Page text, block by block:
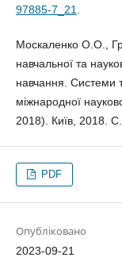
97885-7_21
Москаленко О.О.,
навчальної та
навчання. Системи
міжнародної
2018). Київ, 2018.
PDF
Опубліковано
2023-09-21